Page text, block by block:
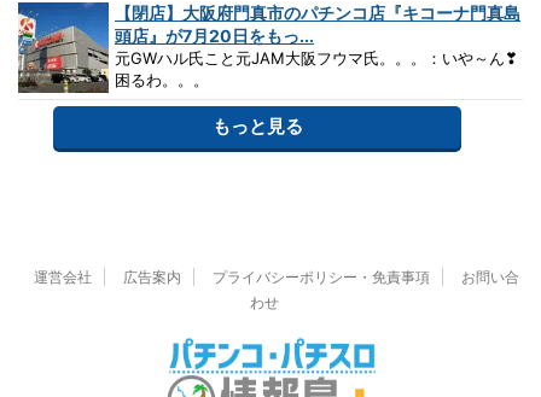
【閉店】大阪府門真市のパチンコ店『キコーナ門真島
頭店』が7月20日をもっ...
元GWハル氏こと元JAM大阪フウマ氏。。。：いや～ん❣
困るわ。。。
もっと見る
運営会社 広告案内 プライバシーポリシー・免責事項
お問い合
わせ